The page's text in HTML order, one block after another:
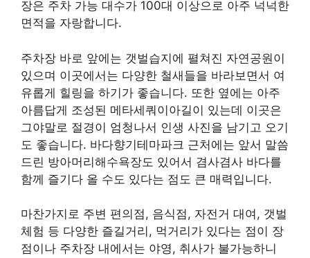
장은 주차 가능 대수가 100대 이상으로 아주 넉넉한
면적을 자랑합니다.
주차장 바로 앞에는 갯벌습지에 펼쳐진 자연공원이
있으며 이곳에서는 다양한 철새들을 바라보면서 여
유롭게 힐링을 하기가 좋습니다. 또한 옆에는 아주
아름답게 조성된 메타세쿼이아길이 있는데 이곳은
그야말로 절경이 엄청나서 인생 사진을 남기고 오기
도 좋습니다. 바다향기테마파크 근처에는 앞서 말씀
드린 방아머리해수욕장도 있어서 겸사겸사 바다를
함께 즐기다 올 수도 있다는 점도 큰 매력입니다.
마찬가지로 주변 편의점, 음식점, 자전거 대여, 갯벌
체험 등 다양한 즐길거리, 먹거리가 있다는 점이 장
점이나 주차장 내에서는 야영, 취사가 불가능하니